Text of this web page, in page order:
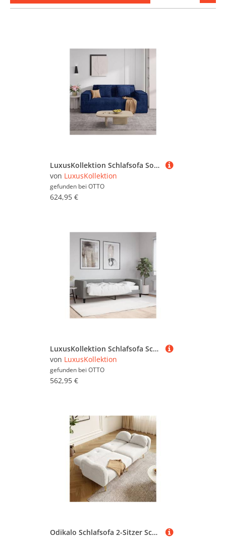
LuxusKollektion Schlafsofa Sofa Cord Schlaffunktion Boneless 2Sitzer Blau
von LuxusKollektion
gefunden bei OTTO
624,95 €
LuxusKollektion Schlafsofa Schlafsofa 2Sitzer Schlaffunktion 90 x 200 mit Matratze Hellgrau
von LuxusKollektion
gefunden bei OTTO
562,95 €
Odikalo Schlafsofa 2-Sitzer Schlafcouch Loungesofa Tagesbett mit Schlaffunktion, Zweisitzer-Sofabett-Modernes Zweisitzersofa mit verstellbarer Rückenlehne+vergoldeten Metallfüßen integrierter Bettfunktion Multifunktionales 2-in-1-Möbelstück